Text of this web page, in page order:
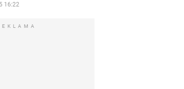
16:22